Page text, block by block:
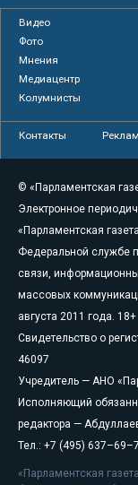
Видео
Фото
Мнения
Медиацентр
Колумнисты
Контакты
© «Парламентская
Электронное
«Парламентская
Федеральной службе
связи,
массовых
августа 2011 года. 18+
Свидетельство о
46097
Учредитель — АНО
Исполняющий
редактора —
Тел.: +7 (495)
«Парламентская